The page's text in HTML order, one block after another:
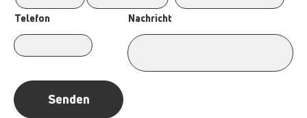
Telefon Nachricht
Senden